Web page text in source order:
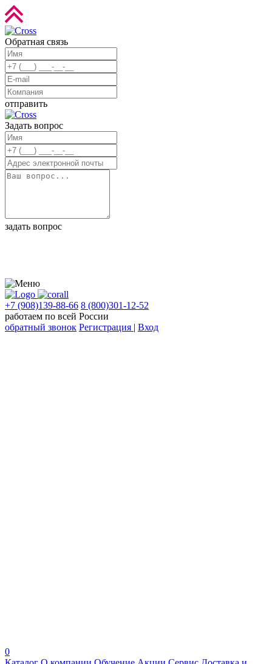
Обратная связь
отправить
Задать вопрос
задать вопрос
+7 (908)139-88-66 8 (800)301-12-52
работаем по всей России
обратный звонок Регистрация | Вход
0